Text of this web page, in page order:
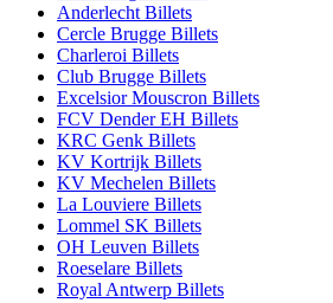
Anderlecht Billets
Cercle Brugge Billets
Charleroi Billets
Club Brugge Billets
Excelsior Mouscron Billets
FCV Dender EH Billets
KRC Genk Billets
KV Kortrijk Billets
KV Mechelen Billets
La Louviere Billets
Lommel SK Billets
OH Leuven Billets
Roeselare Billets
Royal Antwerp Billets